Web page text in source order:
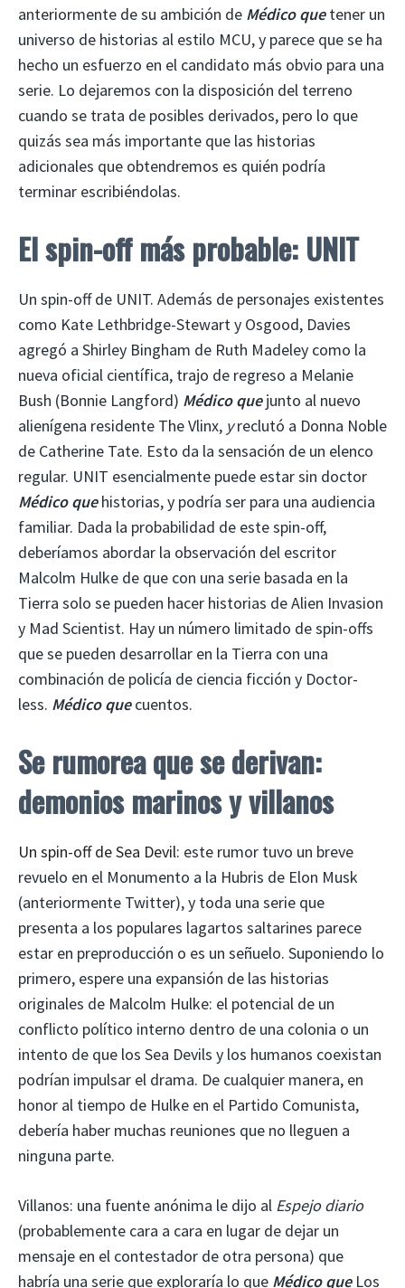
anteriormente de su ambición de Médico quetener un
universo de historias al estilo MCU, y parece que se ha
hecho un esfuerzo en el candidato más obvio para una
serie. Lo dejaremos con la disposición del terreno
cuando se trata de posibles derivados, pero lo que
quizás sea más importante que las historias
adicionales que obtendremos es quién podría
terminar escribiéndolas.
El spin-off más probable: UNIT
Un spin-off de UNIT. Además de personajes existentes
como Kate Lethbridge-Stewart y Osgood, Davies
agregó a Shirley Bingham de Ruth Madeley como la
nueva oficial científica, trajo de regreso a Melanie
Bush (Bonnie Langford) Médico quejunto al nuevo
alienígena residente The Vlinx, yreclutó a Donna Noble
de Catherine Tate. Esto da la sensación de un elenco
regular. UNIT esencialmente puede estar sin doctor
Médico quehistorias, y podría ser para una audiencia
familiar. Dada la probabilidad de este spin-off,
deberíamos abordar la observación del escritor
Malcolm Hulke de que con una serie basada en la
Tierra solo se pueden hacer historias de Alien Invasion
y Mad Scientist. Hay un número limitado de spin-offs
que se pueden desarrollar en la Tierra con una
combinación de policía de ciencia ficción y Doctor-
less. Médico quecuentos.
Se rumorea que se derivan:
demonios marinos y villanos
Un spin-off de Sea Devil: este rumor tuvo un breve
revuelo en el Monumento a la Hubris de Elon Musk
(anteriormente Twitter), y toda una serie que
presenta a los populares lagartos saltarines parece
estar en preproducción o es un señuelo. Suponiendo lo
primero, espere una expansión de las historias
originales de Malcolm Hulke: el potencial de un
conflicto político interno dentro de una colonia o un
intento de que los Sea Devils y los humanos coexistan
podrían impulsar el drama. De cualquier manera, en
honor al tiempo de Hulke en el Partido Comunista,
debería haber muchas reuniones que no lleguen a
ninguna parte.
Villanos: una fuente anónima le dijo al Espejo diario
(probablemente cara a cara en lugar de dejar un
mensaje en el contestador de otra persona) que
habría una serie que exploraría lo que Médico que Los